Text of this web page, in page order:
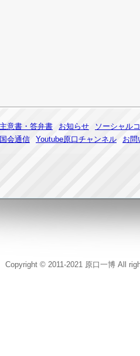
意書・答弁書 お知らせ
ソーシャル
国会通信 Youtube原口チャンネル お問
Copyright © 2011-2021 原口一博 All